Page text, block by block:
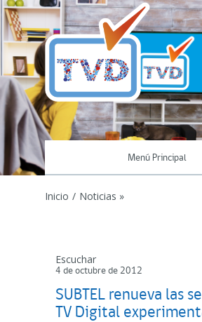
Menú Principal
Inicio / Noticias »
Escuchar
4 de octubre de 2012
SUBTEL renueva las
TV Digital